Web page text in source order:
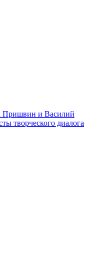
Пришвин и Василий
творческого диалога